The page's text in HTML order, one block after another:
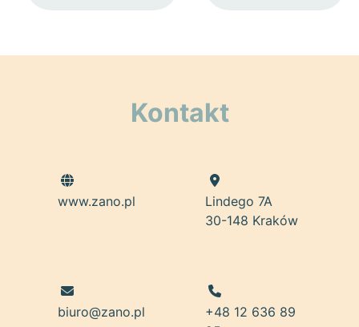
Kontakt
www.zano.pl
Lindego 7A
30-148 Kraków
biuro@zano.pl
+48 12 636 89